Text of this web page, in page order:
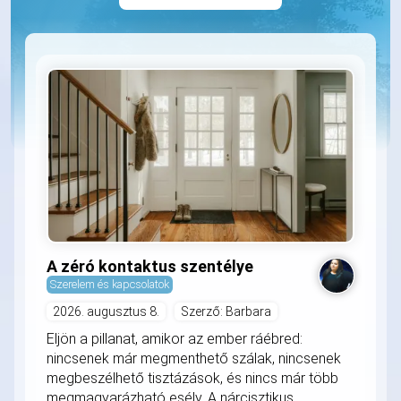
A zéró kontaktus szentélye
Szerelem és kapcsolatok
2026. augusztus 8. Szerző: Barbara
Eljön a pillanat, amikor az ember ráébred:
nincsenek már megmenthető szálak, nincsenek
megbeszélhető tisztázások, és nincs már több
megmagyarázható esély. A nárcisztikus